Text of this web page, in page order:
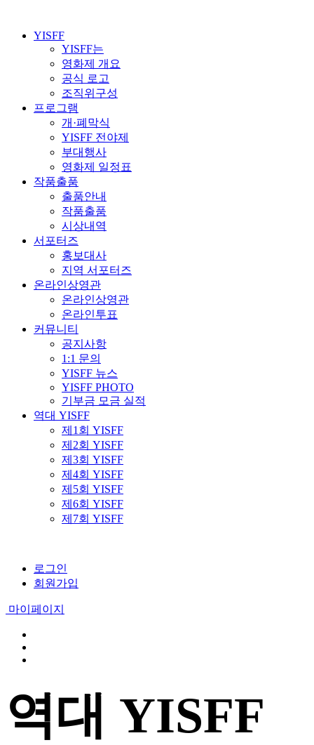
YISFF
YISFF는
영화제 개요
공식 로고
조직위구성
프로그램
개·폐막식
YISFF 전야제
부대행사
영화제 일정표
작품출품
출품안내
작품출품
시상내역
서포터즈
홍보대사
지역 서포터즈
온라인상영관
온라인상영관
온라인투표
커뮤니티
공지사항
1:1 문의
YISFF 뉴스
YISFF PHOTO
기부금 모금 실적
역대 YISFF
제1회 YISFF
제2회 YISFF
제3회 YISFF
제4회 YISFF
제5회 YISFF
제6회 YISFF
제7회 YISFF
로그인
회원가입
마이페이지
역대 YISFF